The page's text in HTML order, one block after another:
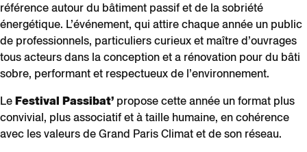
référence autour du bâtiment passif et de la sobriété
énergétique. L’événement, qui attire chaque année un public
de professionnels, particuliers curieux et maître d’ouvrages
tous acteurs dans la conception et a rénovation pour du bâti
sobre, performant et respectueux de l’environnement.
LeFestival Passibat’ propose cette année un format plus
convivial, plus associatif et à taille humaine, en cohérence
avec les valeurs de Grand Paris Climat et de son réseau.